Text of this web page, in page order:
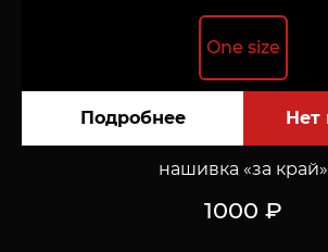
One size
Подробнее
нашивка «за край»
1000 ₽